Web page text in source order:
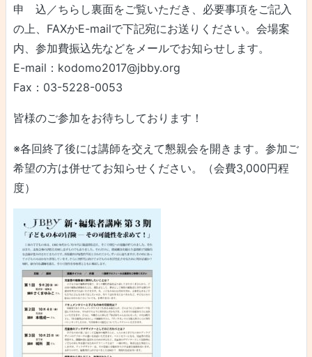
申 込／ちらし裏面をご覧いただき、必要事項をご記入
の上、FAXかE-mailで下記宛にお送りください。会場案
内、参加費振込先などをメールでお知らせします。
E-mail：kodomo2017@jbby.org
Fax：03-5228-0053
皆様のご参加をお待ちしております！
※各回終了後には講師を交えて懇親会を開きます。参加ご
希望の方は併せてお知らせください。（会費3,000円程
度）